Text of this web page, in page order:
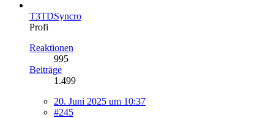
T3TDSyncro
Profi
Reaktionen
995
Beiträge
1.499
20. Juni 2025 um 10:37
#245